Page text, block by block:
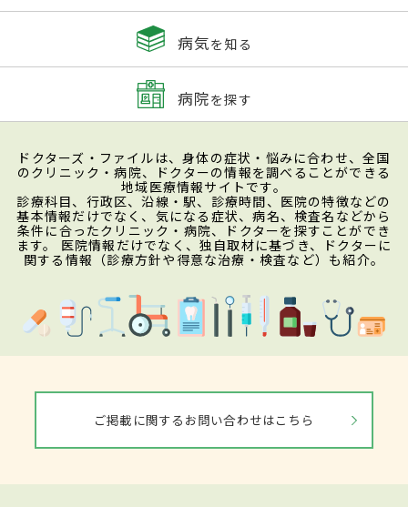
病気を知る
病院を探す
ドクターズ・ファイルは、身体の症状・悩みに合わせ、全国
のクリニック・病院、ドクターの情報を調べることができる
地域医療情報サイトです。
診療科目、行政区、沿線・駅、診療時間、医院の特徴などの
基本情報だけでなく、気になる症状、病名、検査名などから
条件に合ったクリニック・病院、ドクターを探すことができ
ます。 医院情報だけでなく、独自取材に基づき、ドクターに
関する情報（診療方針や得意な治療・検査など）も紹介。
ご掲載に関するお問い合わせはこちら